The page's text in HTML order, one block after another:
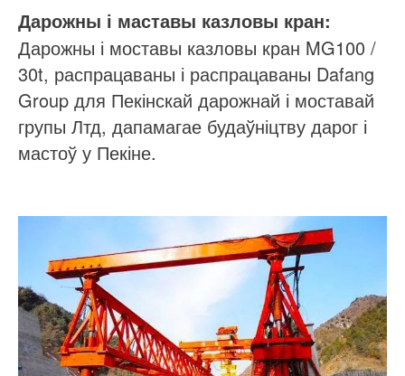
Дарожны і маставы казловы кран:
Дарожны і моставы казловы кран MG100 /
30t, распрацаваны і распрацаваны Dafang
Group для Пекінскай дарожнай і моставай
групы Лтд, дапамагае будаўніцтву дарог і
мастоў у Пекіне.